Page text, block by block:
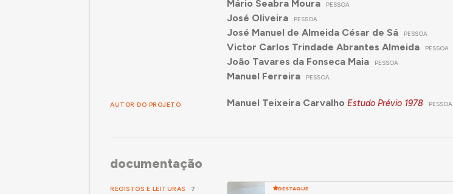
Mário Seabra Moura PESSOA
José Oliveira PESSOA
José Manuel de Almeida César de Sá PESSOA
Victor Carlos Trindade Abrantes Almeida PESSOA
João Tavares da Fonseca Maia PESSOA
Manuel Ferreira PESSOA
AUTOR DO PROJETO Manuel Teixeira Carvalho Estudo Prévio 1978 PESSOA
documentação
REGISTOS E LEITURAS 7
DESTAQUE